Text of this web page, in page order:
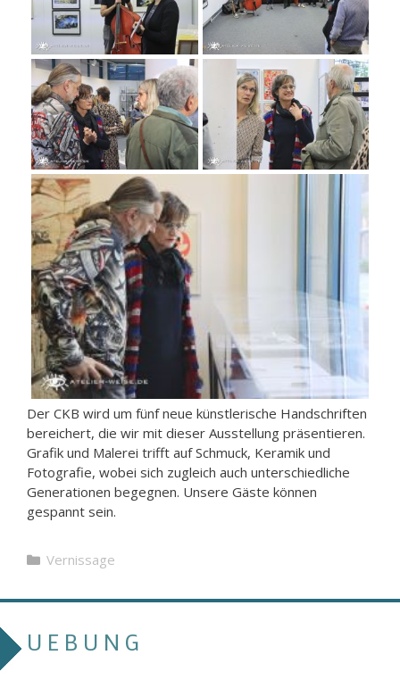
Der CKB wird um fünf neue künstlerische Handschriften
bereichert, die wir mit dieser Ausstellung präsentieren.
Grafik und Malerei trifft auf Schmuck, Keramik und
Fotografie, wobei sich zugleich auch unterschiedliche
Generationen begegnen. Unsere Gäste können
gespannt sein.
Kategorien
Vernissage
U E B U N G